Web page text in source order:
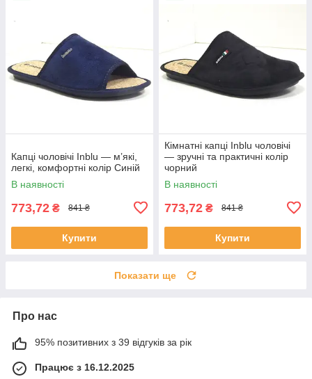
Капці чоловічі Inblu — м’які,
легкі, комфортні колір Синій
В наявності
773,72 ₴ 841 ₴
Купити
Кімнатні капці Inblu чоловічі
— зручні та практичні колір
чорний
В наявності
773,72 ₴ 841 ₴
Купити
Показати ще
Про нас
95% позитивних з 39 відгуків за рік
Працює з 16.12.2025